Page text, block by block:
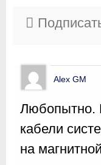
Alex GM
Любопытно.
кабели
на